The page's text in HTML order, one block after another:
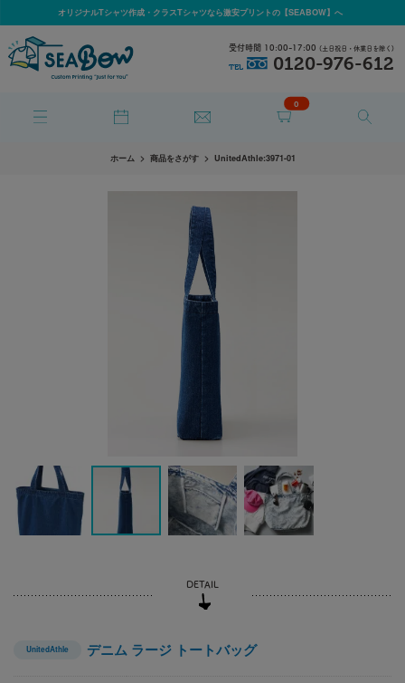
オリジナルTシャツ作成・クラスTシャツなら激安プリントの【SEABOW】へ
0
受付時間 10:00-17:00 (土日祝日・休業日を除く)
TEL 0120-976-612
ホーム 商品をさがす UnitedAthle:3971-01
UnitedAthle デニム ラージ トートバッグ